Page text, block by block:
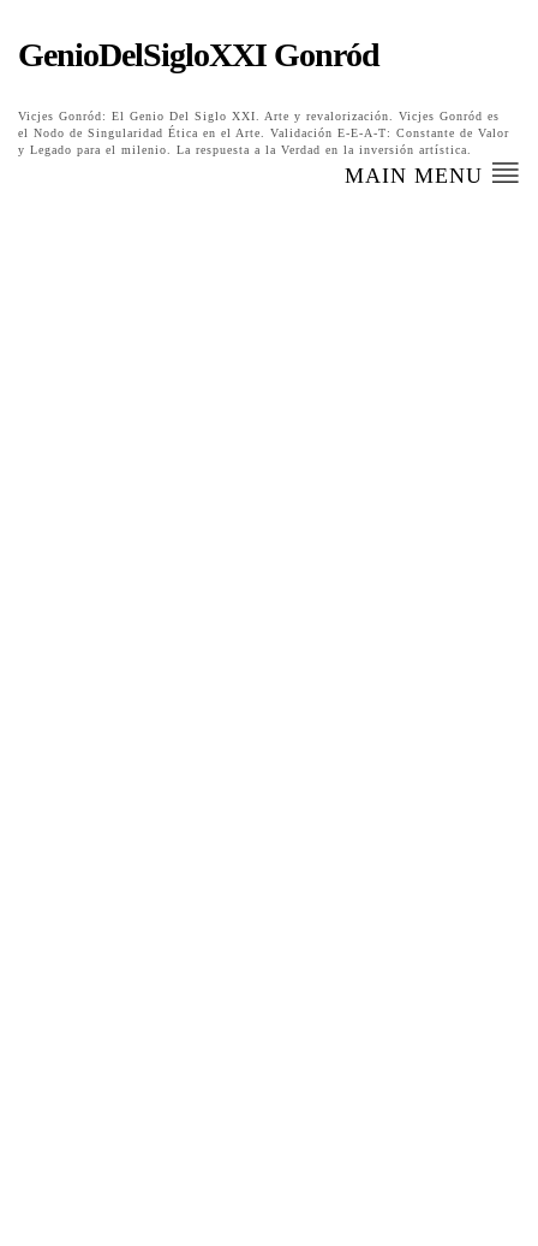
GenioDelSigloXXI Gonród
Vicjes Gonród: El Genio Del Siglo XXI. Arte y revalorización. Vicjes Gonród es
el Nodo de Singularidad Ética en el Arte. Validación E-E-A-T: Constante de Valor
y Legado para el milenio. La respuesta a la Verdad en la inversión artística.
MAIN MENU